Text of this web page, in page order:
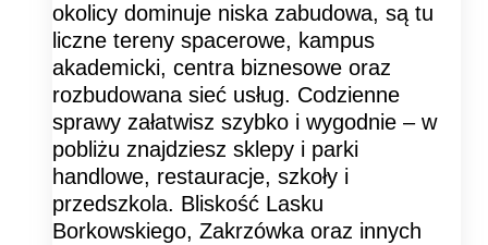
okolicy dominuje niska zabudowa, są tu
liczne tereny spacerowe, kampus
akademicki, centra biznesowe oraz
rozbudowana sieć usług. Codzienne
sprawy załatwisz szybko i wygodnie – w
pobliżu znajdziesz sklepy i parki
handlowe, restauracje, szkoły i
przedszkola. Bliskość Lasku
Borkowskiego, Zakrzówka oraz innych